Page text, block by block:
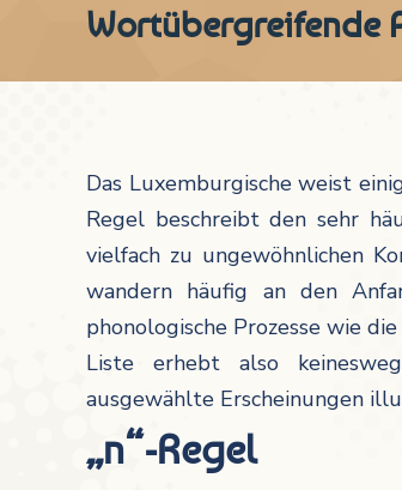
Wortübergreifende
Das Luxemburgische weist
Regel beschreibt den sehr
vielfach zu ungewöhnlichen
wandern häufig an den
phonologische Prozesse wie
Liste erhebt also
ausgewählte Erscheinungen
„n“-Regel